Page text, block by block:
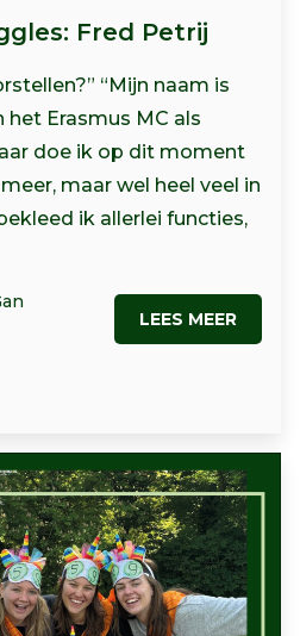
Fred Petrij
“Mijn naam is
het Erasmus MC als
doe ik op dit moment
maar wel heel veel in
ik allerlei functies,
LEES MEER